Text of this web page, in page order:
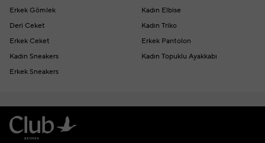
Erkek Gömlek
Kadın Elbise
Deri Ceket
Kadın Triko
Erkek Ceket
Erkek Pantolon
Kadın Sneakers
Kadın Topuklu Ayakkabı
Erkek Sneakers